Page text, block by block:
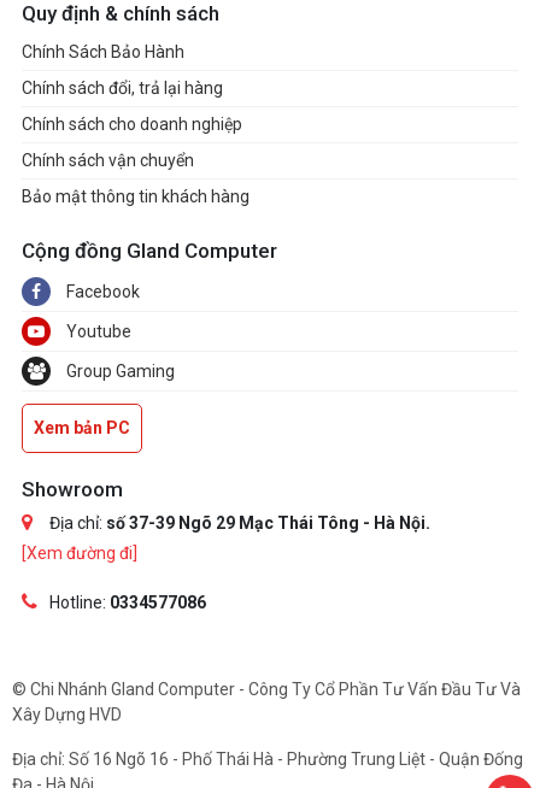
Quy định & chính sách
Chính Sách Bảo Hành
Chính sách đổi, trả lại hàng
Chính sách cho doanh nghiệp
Chính sách vận chuyển
Bảo mật thông tin khách hàng
Cộng đồng Gland Computer
Facebook
Youtube
Group Gaming
Xem bản PC
Showroom
Địa chỉ: số 37-39 Ngõ 29 Mạc Thái Tông - Hà Nội.
[Xem đường đi]
Hotline: 0334577086
© Chi Nhánh Gland Computer - Công Ty Cổ Phần Tư Vấn Đầu Tư Và
Xây Dựng HVD
Địa chỉ: Số 16 Ngõ 16 - Phố Thái Hà - Phường Trung Liệt - Quận Đống